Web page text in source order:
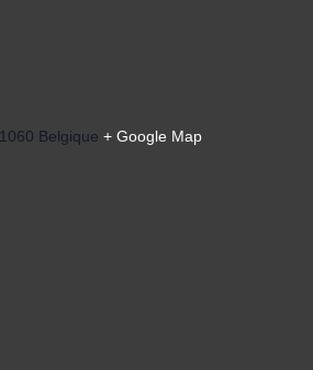
1060 Belgique + Google Map